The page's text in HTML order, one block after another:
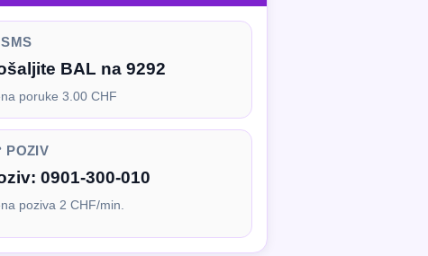
BAL na 9292
poruke 3.00 CHF
0901-300-010
poziva 2 CHF/min.